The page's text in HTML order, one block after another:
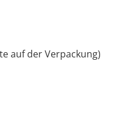
auf der Verpackung)